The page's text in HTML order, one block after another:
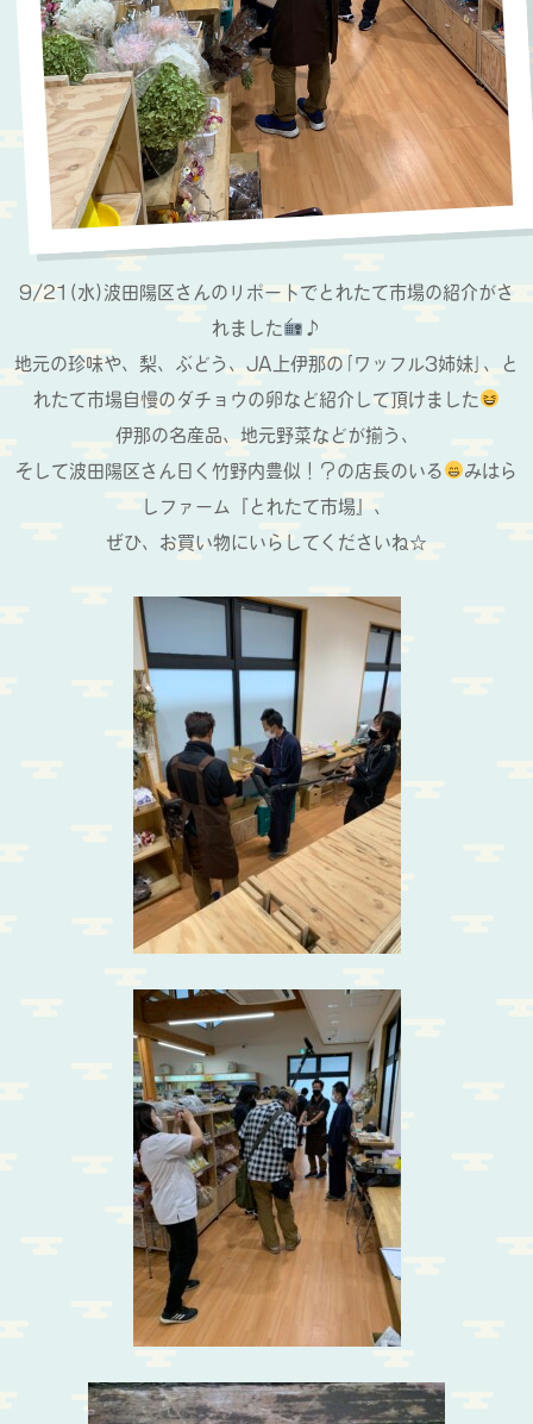
9/21(水)波田陽区さんのリポートでとれたて市場の紹介がさ
れました
♪
地元の珍味や、梨、ぶどう、JA上伊那の｢ワッフル3姉妹｣、と
れたて市場自慢のダチョウの卵など紹介して頂けました
伊那の名産品、地元野菜などが揃う、
そして波田陽区さん曰く竹野内豊似！？の店長のいる
みはら
しファーム『とれたて市場』、
ぜひ、お買い物にいらしてくださいね☆